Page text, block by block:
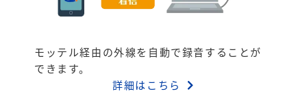
モッテル経由の外線を自動で録音することが
できます。
詳細はこちら